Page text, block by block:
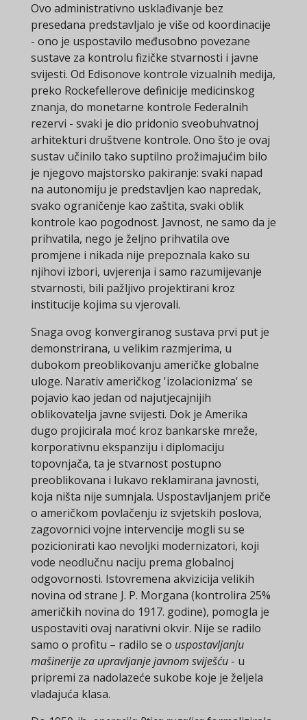
Ovo administrativno usklađivanje bez
presedana predstavljalo je više od koordinacije
- ono je uspostavilo međusobno povezane
sustave za kontrolu fizičke stvarnosti i javne
svijesti. Od Edisonove kontrole vizualnih medija,
preko Rockefellerove definicije medicinskog
znanja, do monetarne kontrole Federalnih
rezervi - svaki je dio pridonio sveobuhvatnoj
arhitekturi društvene kontrole. Ono što je ovaj
sustav učinilo tako suptilno prožimajućim bilo
je njegovo majstorsko pakiranje: svaki napad
na autonomiju je predstavljen kao napredak,
svako ograničenje kao zaštita, svaki oblik
kontrole kao pogodnost. Javnost, ne samo da je
prihvatila, nego je željno prihvatila ove
promjene i nikada nije prepoznala kako su
njihovi izbori, uvjerenja i samo razumijevanje
stvarnosti, bili pažljivo projektirani kroz
institucije kojima su vjerovali.
Snaga ovog konvergiranog sustava prvi put je
demonstrirana, u velikim razmjerima, u
dubokom preoblikovanju američke globalne
uloge. Narativ američkog 'izolacionizma' se
pojavio kao jedan od najutjecajnijih
oblikovatelja javne svijesti. Dok je Amerika
dugo projicirala moć kroz bankarske mreže,
korporativnu ekspanziju i diplomaciju
topovnjača, ta je stvarnost postupno
preoblikovana i lukavo reklamirana javnosti,
koja ništa nije sumnjala. Uspostavljanjem priče
o američkom povlačenju iz svjetskih poslova,
zagovornici vojne intervencije mogli su se
pozicionirati kao nevoljki modernizatori, koji
vode neodlučnu naciju prema globalnoj
odgovornosti. Istovremena akvizicija velikih
novina od strane J. P. Morgana (kontrolira 25%
američkih novina do 1917. godine), pomogla je
uspostaviti ovaj narativni okvir. Nije se radilo
samo o profitu – radilo se o uspostavljanju
mašinerije za upravljanje javnom sviješću- u
pripremi za nadolazeće sukobe koje je željela
vladajuća klasa.